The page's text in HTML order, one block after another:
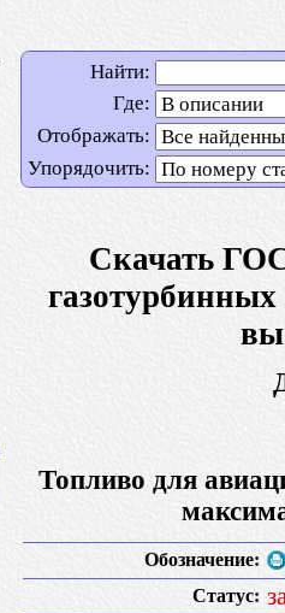
Найти:
Где:
Отображать:
Упорядочить:
Скачать
Топливо для
Обозначение:
Статус: